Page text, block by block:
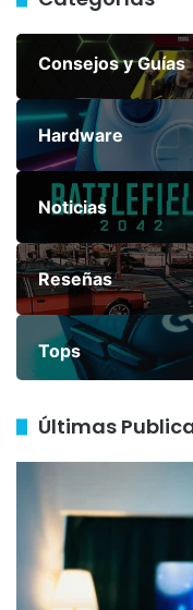
1. Nintendo
Empezamos con
este mes: la
consola más
mismo, y lo
Consola
64gb
• Incluye 2
• Cuenta con: 1 joy-
Consejos y Guías
Hardware
Noticias
Reseñas
Tops
Últimas